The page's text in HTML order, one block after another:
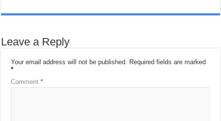
Leave a Reply
Your email address will not be published. Required fields are marked
*
Comment*